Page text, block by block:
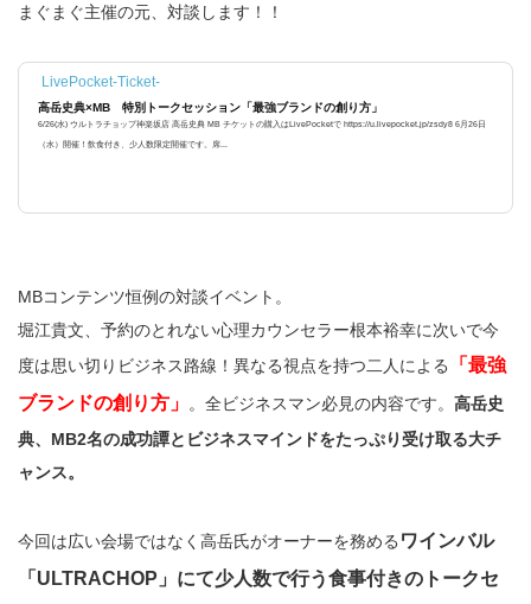
まぐまぐ主催の元、対談します！！
LivePocket-Ticket-
高岳史典×MB 特別トークセッション「最強ブランドの創り方」
6/26(水) ウルトラチョップ神楽坂店 高岳史典 MB チケットの購入はLivePocketで https://u.livepocket.jp/zsdy8 6月26日
（水）開催！飲食付き、少人数限定開催です。席...
MBコンテンツ恒例の対談イベント。
堀江貴文、予約のとれない心理カウンセラー根本裕幸に次いで今
度は思い切りビジネス路線！異なる視点を持つ二人による
「最強
ブランドの創り方」
。全ビジネスマン必見の内容です。 高岳史
典、MB2名の成功譚とビジネスマインドをたっぷり受け取る大チ
ャンス。
今回は広い会場ではなく高岳氏がオーナーを務める ワインバル
「ULTRACHOP」にて少人数で行う食事付きのトークセ